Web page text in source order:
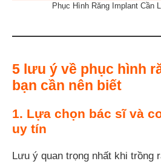
Phục Hình Răng Implant Cần
5 lưu ý về phục hình
bạn cần nên biết
1. Lựa chọn bác sĩ và
uy tín
Lưu ý quan trọng nhất khi trồng